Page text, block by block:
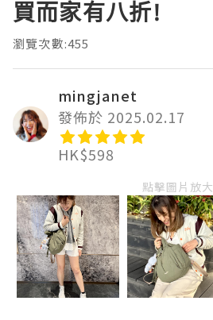
買而家有八折!
瀏覽次數:455
mingjanet
發佈於 2025.02.17
HK$598
點擊圖片放大